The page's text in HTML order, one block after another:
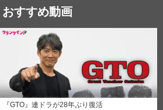
おすすめ動画
『GTO』連ドラが28年ぶり復活